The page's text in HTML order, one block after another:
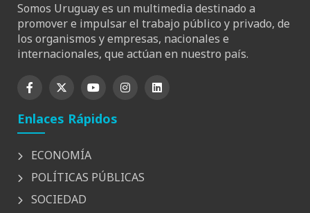
Somos Uruguay es un multimedia destinado a
promover e impulsar el trabajo público y privado, de
los organismos y empresas, nacionales e
internacionales, que actúan en nuestro país.
Enlaces Rápidos
ECONOMÍA
POLÍTICAS PÚBLICAS
SOCIEDAD